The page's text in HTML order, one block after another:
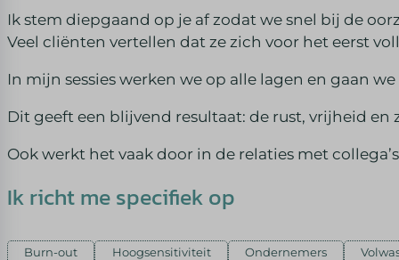
Ik stem diepgaand op je af zodat we snel bij de
Veel cliënten vertellen dat ze zich voor het eerst
In mijn sessies werken we op alle lagen en gaan
Dit geeft een blijvend resultaat: de rust, vrijheid
Ook werkt het vaak door in de relaties met
Ik richt me specifiek op
Burn-out Hoogsensitiviteit Ondernemers